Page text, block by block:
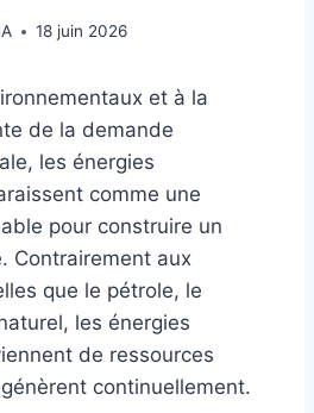
18 juin 2026
et à la
de la demande
les énergies
comme une
pour construire un
Contrairement aux
que le pétrole, le
les énergies
de ressources
continuellement.